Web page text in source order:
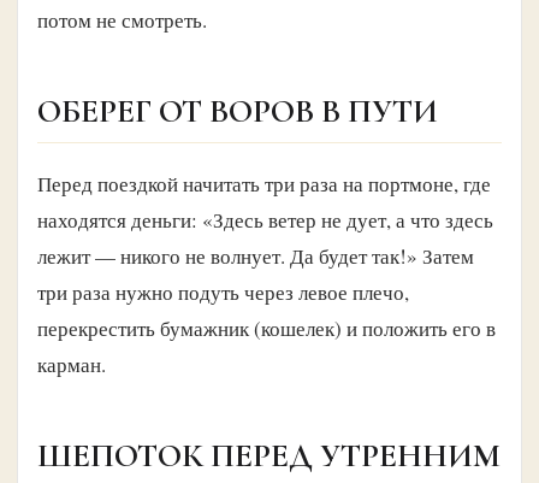
потом не смотреть.
ОБЕРЕГ ОТ ВОРОВ В ПУТИ
Перед поездкой начитать три раза на портмоне, где
находятся деньги: «Здесь ветер не дует, а что здесь
лежит — никого не волнует. Да будет так!» Затем
три раза нужно подуть через левое плечо,
перекрестить бумажник (кошелек) и положить его в
карман.
ШЕПОТОК ПЕРЕД УТРЕННИМ